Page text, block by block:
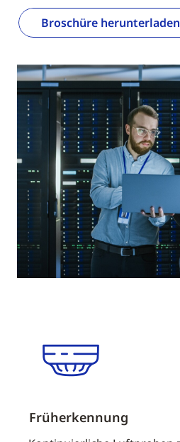
Broschüre herunterladen
Früherkennung